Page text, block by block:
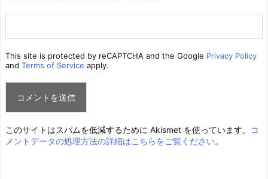
This site is protected by reCAPTCHA and the Google Privacy Policy
and Terms of Service apply.
このサイトはスパムを低減するために Akismet を使っています。
コ
メントデータの処理方法の詳細はこちらをご覧ください。